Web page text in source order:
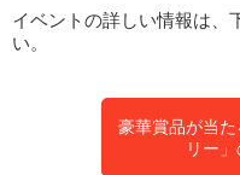
イベントの詳しい情報は、
い。
豪華賞品が当
リー